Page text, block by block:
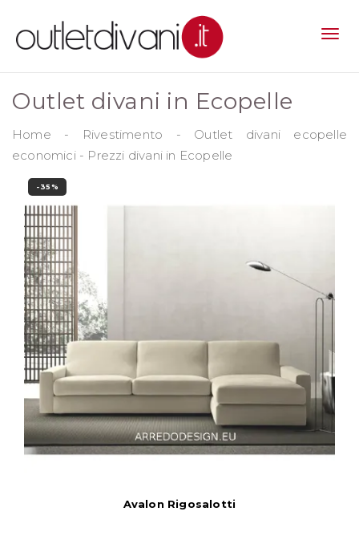
Outlet divani in Ecopelle
Home - Rivestimento - Outlet divani ecopelle
economici - Prezzi divani in Ecopelle
-35%
Avalon Rigosalotti